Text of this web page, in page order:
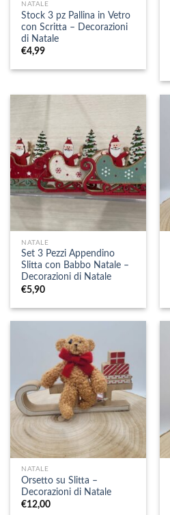
NATALE
Stock 3 pz Pallina in Vetro
con Scritta – Decorazioni
di Natale
€4,99
NATALE
Set 3 Pezzi Appendino
Slitta con Babbo Natale –
Decorazioni di Natale
€5,90
NATALE
Orsetto su Slitta –
Decorazioni di Natale
€12,00